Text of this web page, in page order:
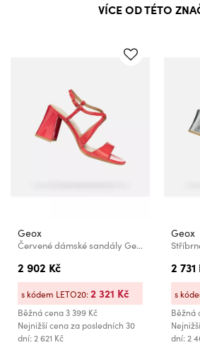
VÍCE OD TÉTO
Geox
Červené dámské sandály Geox New Eraklia 80 T01
2 902 Kč
Běžná cena3 399 Kč
Nejnižší cena za posledních 30
dní: 2 621 Kč
s kódem LETO20:2 321 Kč
Geox
2 731
Běžná
dní: 2
s